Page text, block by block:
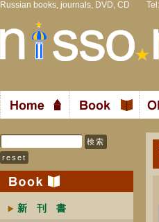
Russian books, journals, DVD, CD
新 刊 書